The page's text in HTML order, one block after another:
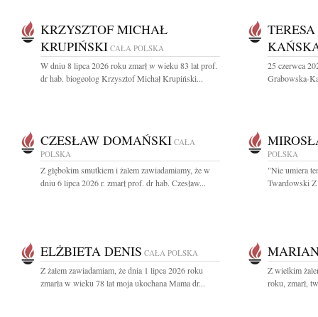
KRZYSZTOF MICHAŁ
KRUPIŃSKI CAŁA POLSKA
W dniu 8 lipca 2026 roku zmarł w wieku 83 lat prof.
dr hab. biogeolog Krzysztof Michał Krupiński...
25 czerwca
Grabowska-
CZESŁAW DOMAŃSKI CAŁA
POLSKA
Z głębokim smutkiem i żalem zawiadamiamy, że w
dniu 6 lipca 2026 r. zmarł prof. dr hab. Czesław...
POLSKA
"Nie umiera
Twardowski
ELŻBIETA DENIS CAŁA POLSKA
Z żalem zawiadamiam, że dnia 1 lipca 2026 roku
zmarła w wieku 78 lat moja ukochana Mama dr...
Z wielkim
roku, zmarł,